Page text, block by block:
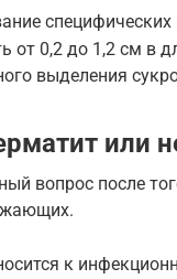
от 0,2 до 1,2 см в
выделения
или
вопрос после
к